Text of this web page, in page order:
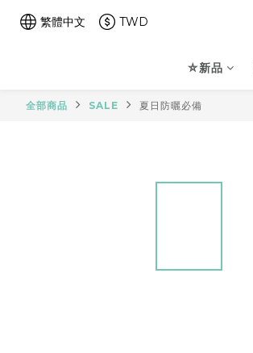
繁體中文 TWD
⛤新品
全部商品 SALE 夏日防曬必備